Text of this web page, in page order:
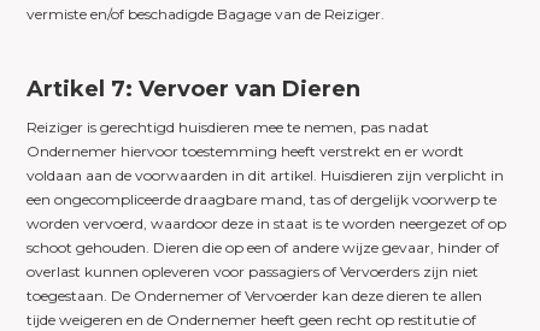
vermiste en/of beschadigde Bagage van de Reiziger.
Artikel 7: Vervoer van Dieren
Reiziger is gerechtigd huisdieren mee te nemen, pas nadat
Ondernemer hiervoor toestemming heeft verstrekt en er wordt
voldaan aan de voorwaarden in dit artikel. Huisdieren zijn verplicht in
een ongecompliceerde draagbare mand, tas of dergelijk voorwerp te
worden vervoerd, waardoor deze in staat is te worden neergezet of op
schoot gehouden. Dieren die op een of andere wijze gevaar, hinder of
overlast kunnen opleveren voor passagiers of Vervoerders zijn niet
toegestaan. De Ondernemer of Vervoerder kan deze dieren te allen
tijde weigeren en de Ondernemer heeft geen recht op restitutie of